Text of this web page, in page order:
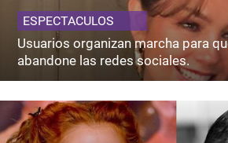
ESPECTACULOS
Usuarios organizan marcha para
abandone las redes sociales.